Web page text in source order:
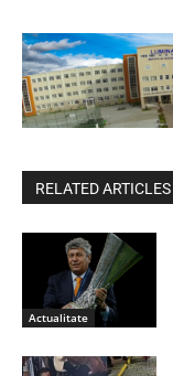
RELATED ARTICLES
Actualitate